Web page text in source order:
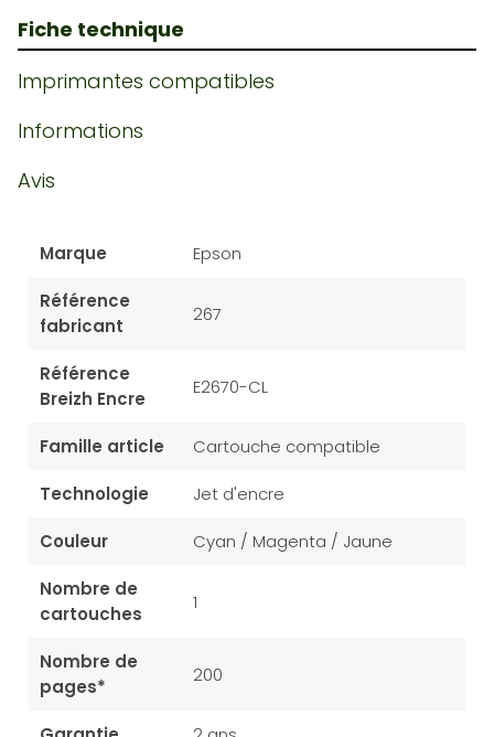
Fiche technique
Imprimantes compatibles
Informations
Avis
Marque Epson
Référence
fabricant
267
Référence
Breizh Encre
E2670-CL
Famille article Cartouche compatible
Technologie Jet d'encre
Couleur Cyan / Magenta / Jaune
Nombre de
cartouches
1
Nombre de
pages*
200